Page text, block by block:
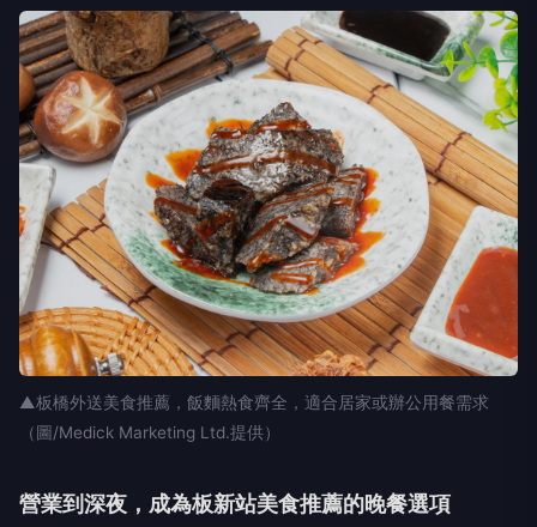
▲板橋外送美食推薦，飯麵熱食齊全，適合居家或辦公用餐需求
（圖/Medick Marketing Ltd.提供）
營業到深夜，成為板新站美食推薦的晚餐選項